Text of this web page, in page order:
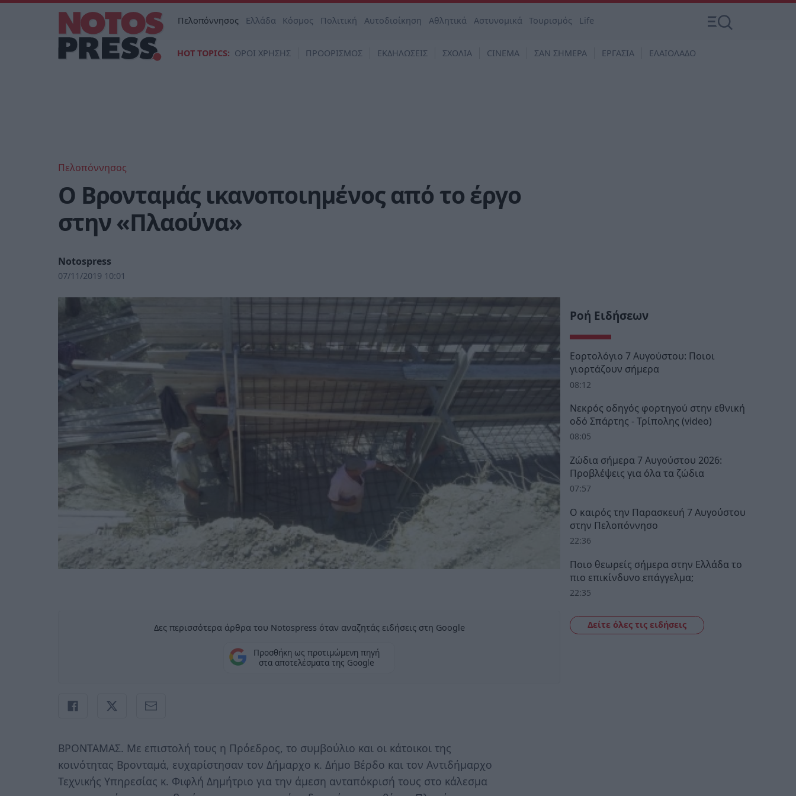
Πελοπόννησος Ελλάδα Κόσμος Πολιτική Αυτοδιοίκηση Αθλητικά Αστυνομικά Τουρισμός Life
HOT TOPICS: ΟΡΟΙ ΧΡΗΣΗΣ ΠΡΟΟΡΙΣΜΟΣ ΕΚΔΗΛΩΣΕΙΣ ΣΧΟΛΙΑ CINEMA ΣΑΝ ΣΗΜΕΡΑ ΕΡΓΑΣΙΑ ΕΛΑΙΟΛΑΔΟ
Πελοπόννησος
Ο Βρονταμάς ικανοποιημένος από το έργο
στην «Πλαούνα»
Notospress
07/11/2019 10:01
Δες περισσότερα άρθρα του Notospress όταν αναζητάς ειδήσεις στη Google
Προσθήκη ως προτιμώμενη πηγή
στα αποτελέσματα της Google
ΒΡΟΝΤΑΜΑΣ. Με επιστολή τους η Πρόεδρος, το συμβούλιο και οι κάτοικοι της
κοινότητας Βρονταμά, ευχαρίστησαν τον Δήμαρχο κ. Δήμο Βέρδο και τον Αντιδήμαρχο
Τεχνικής Υπηρεσίας κ. Φιφλή Δημήτριο για την άμεση ανταπόκρισή τους στο κάλεσμα
Ροή Ειδήσεων
Εορτολόγιο 7 Αυγούστου: Ποιοι
γιορτάζουν σήμερα
08:12
Νεκρός οδηγός φορτηγού στην εθνική
οδό Σπάρτης - Τρίπολης (video)
08:05
Ζώδια σήμερα 7 Αυγούστου 2026:
Προβλέψεις για όλα τα ζώδια
07:57
Ο καιρός την Παρασκευή 7 Αυγούστου
στην Πελοπόννησο
22:36
Ποιο θεωρείς σήμερα στην Ελλάδα το
πιο επικίνδυνο επάγγελμα;
22:35
Δείτε όλες τις ειδήσεις